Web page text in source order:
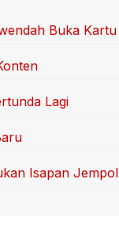
Buka Kartu
Lagi
Isapan Jempol